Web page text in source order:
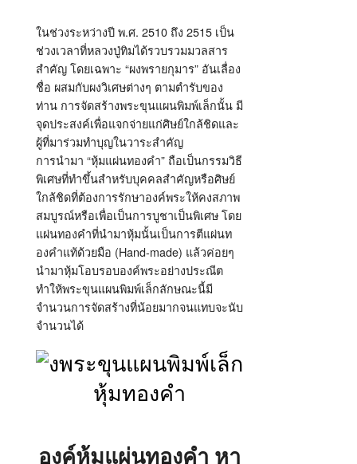
ในช่วงระหว่างปี พ.ศ. 2510 ถึง 2515 เป็น
ช่วงเวลาที่หลวงปู่ทิมได้รวบรวมมวลสาร
สำคัญ โดยเฉพาะ “ผงพรายกุมาร” อันเลื่อง
ชื่อ ผสมกับผงวิเศษต่างๆ ตามตำรับของ
ท่าน การจัดสร้างพระขุนแผนพิมพ์เล็กนั้น มี
จุดประสงค์เพื่อแจกจ่ายแก่ศิษย์ใกล้ชิดและ
ผู้ที่มาร่วมทำบุญในวาระสำคัญ
การนำมา “หุ้มแผ่นทองคำ” ถือเป็นกรรมวิธี
พิเศษที่ทำขึ้นสำหรับบุคคลสำคัญหรือศิษย์
ใกล้ชิดที่ต้องการรักษาองค์พระให้คงสภาพ
สมบูรณ์หรือเพื่อเป็นการบูชาเป็นพิเศษ โดย
แผ่นทองคำที่นำมาหุ้มนั้นเป็นการตีแผ่นท
องคำแท้ด้วยมือ (Hand-made) แล้วค่อยๆ
นำมาหุ้มโอบรอบองค์พระอย่างประณีต
ทำให้พระขุนแผนพิมพ์เล็กลักษณะนี้มี
จำนวนการจัดสร้างที่น้อยมากจนแทบจะนับ
จำนวนได้
องค์หุ้มแผ่นทองคำ หา